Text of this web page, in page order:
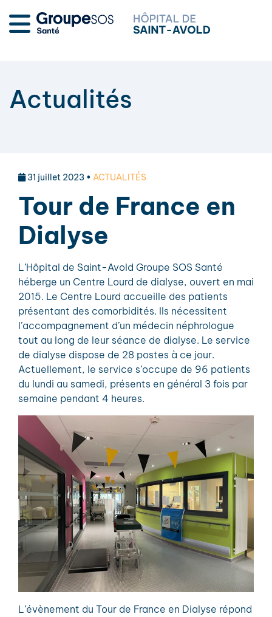
Actualités
31 juillet 2023 • ACTUALITÉS
Tour de France en
Dialyse
L’Hôpital de Saint-Avold Groupe SOS Santé
héberge un Centre Lourd de dialyse, ouvert en mai
2015. Le Centre Lourd accueille des patients
présentant des comorbidités. Ils nécessitent
l’accompagnement d’un médecin néphrologue
tout au long de leur séance de dialyse. Le service
de dialyse dispose de 28 postes à ce jour.
Actuellement, le service s’occupe de 96 patients
du lundi au samedi, présents en général 3 fois par
semaine pendant 4 heures.
L’évènement du Tour de France en Dialyse répond